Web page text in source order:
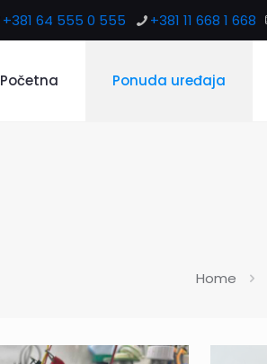
+381 64 555 0 555 +381 11 668 1 668
Početna Ponuda uređaja
Home